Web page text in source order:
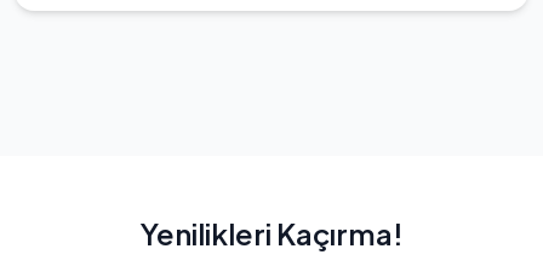
Yenilikleri Kaçırma!